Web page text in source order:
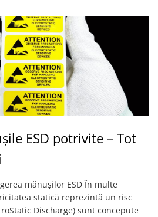
ESD potrivite – Tot
mănușilor ESD În multe
statică reprezintă un risc
Discharge) sunt concepute